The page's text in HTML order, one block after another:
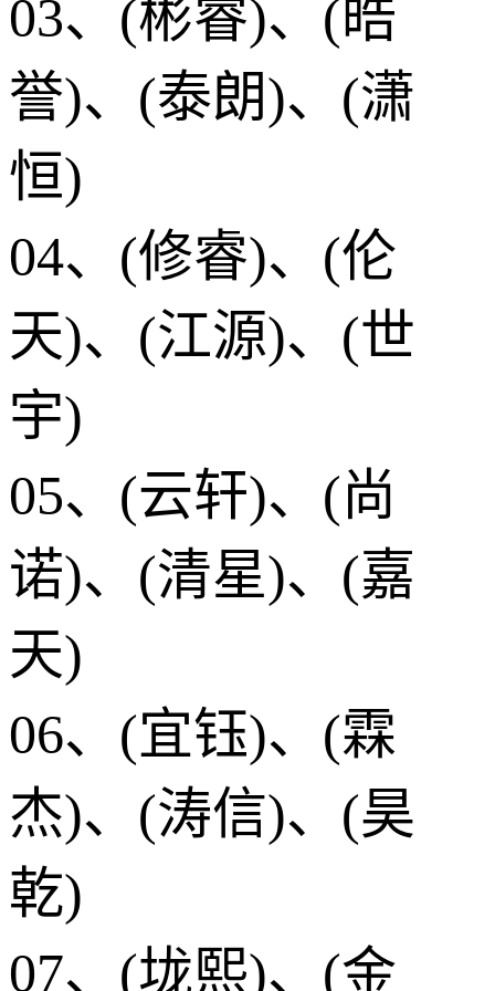
03、(彬睿)、(皓
誉)、(泰朗)、(潇
恒)
04、(修睿)、(伦
天)、(江源)、(世
宇)
05、(云轩)、(尚
诺)、(清星)、(嘉
天)
06、(宜钰)、(霖
杰)、(涛信)、(昊
乾)
07、(垅熙)、(金